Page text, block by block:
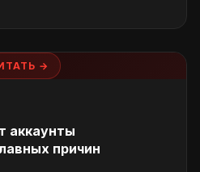
→
аккаунты
причин